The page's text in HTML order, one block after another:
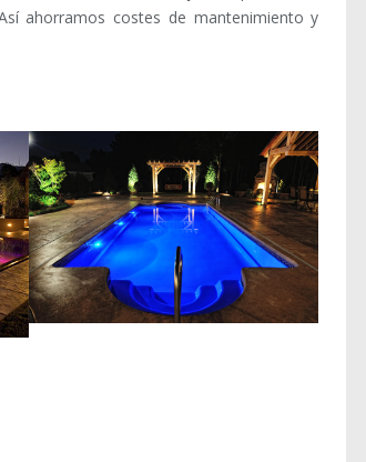
ahorramos costes de mantenimiento y